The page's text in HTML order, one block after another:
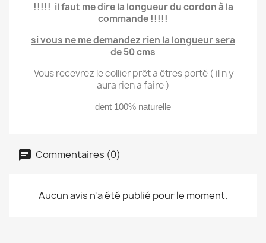
!!!!! il faut me dire la longueur du cordon à la
commande !!!!!
si vous ne me demandez rien la longueur sera
de 50 cms
Vous recevrez le collier prêt a êtres porté ( il n y
aura rien a faire )
dent 100% naturelle
Commentaires (0)
Aucun avis n'a été publié pour le moment.